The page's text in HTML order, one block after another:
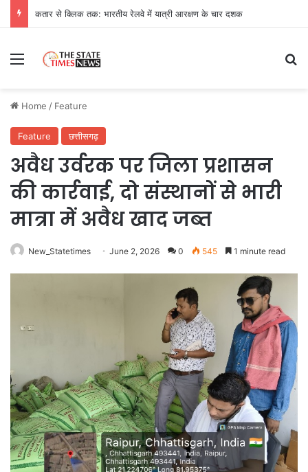
कतार से क्लिक तक: भारतीय रेलवे में यात्री आरक्षण के चार दशक
Menu
Home / Feature
Feature छत्तीसगढ़
अवैध उर्वरक पर जिला प्रशासन
की कार्रवाई, दो संस्थानों से भारी
मात्रा में अवैध खाद जब्त
New_Statetimes June 2, 2026 0 545 1 minute read